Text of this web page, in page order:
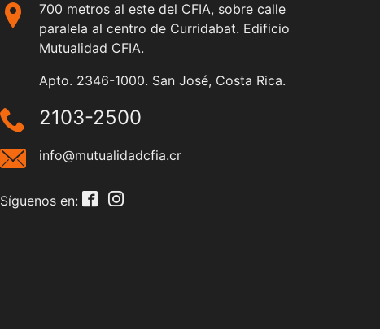
700 metros al este del CFIA, sobre calle
paralela al centro de Curridabat. Edificio
Mutualidad CFIA.
Apto. 2346-1000. San José, Costa Rica.
2103-2500
info@mutualidadcfia.cr
Síguenos en: